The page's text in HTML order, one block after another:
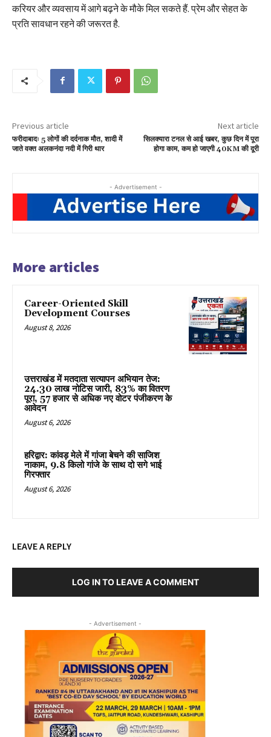
करियर और व्यवसाय में आगे बढ़ने के मौके मिल सकते हैं. प्रेम और सेहत के
प्रति सावधान रहने की जरूरत है.
Previous article
फरीदाबादः 5 लोगों की दर्दनाक मौत, शादी में
जाते वक्त अलकनंदा नदी में गिरी थार
Next article
सिलक्यारा टनल से आई खबर, कुछ दिन में पूरा
होगा काम, कम हो जाएगी 40KM की दूरी
- Advertisement -
More articles
Career-Oriented Skill
Development Courses
August 8, 2026
उत्तराखंड में मतदाता सत्यापन अभियान तेज:
24.30 लाख नोटिस जारी, 83% का वितरण
पूरा, 57 हजार से अधिक नए वोटर पंजीकरण के
आवेदन
August 6, 2026
हरिद्वार: कांवड़ मेले में गांजा बेचने की साजिश
नाकाम, 9.8 किलो गांजे के साथ दो सगे भाई
गिरफ्तार
August 6, 2026
LEAVE A REPLY
LOG IN TO LEAVE A COMMENT
- Advertisement -